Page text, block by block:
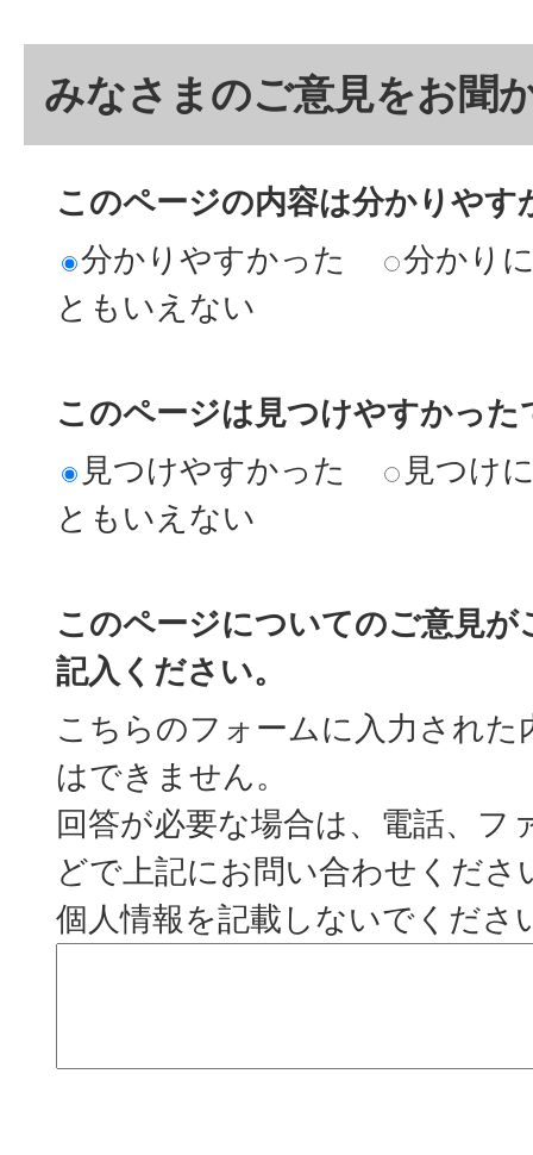
みなさまのご意見をお聞
このページの内容は分かりやす
分かりやすかった
分かり
ともいえない
このページは見つけやすかった
見つけやすかった
見つけ
ともいえない
このページについてのご意見
記入ください。
こちらのフォームに入力された
はできません。
回答が必要な場合は、電話、フ
どで上記にお問い合わせくださ
個人情報を記載しないでくださ